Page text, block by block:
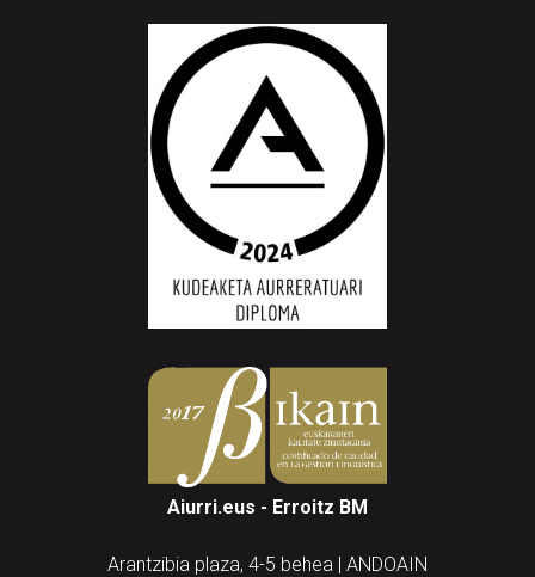
Aiurri.eus - Erroitz BM
Arantzibia plaza, 4-5 behea | ANDOAIN